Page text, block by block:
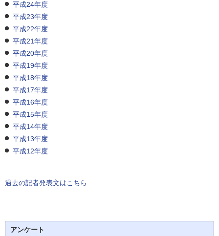
平成24年度
平成23年度
平成22年度
平成21年度
平成20年度
平成19年度
平成18年度
平成17年度
平成16年度
平成15年度
平成14年度
平成13年度
平成12年度
過去の記者発表文はこちら
アンケート